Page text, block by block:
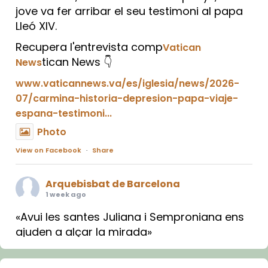
jove va fer arribar el seu testimoni al papa
Lleó XIV.
Recupera l'entrevista compVatican
Newstican News 👇
www.vaticannews.va/es/iglesia/news/2026-
07/carmina-historia-depresion-papa-viaje-
espana-testimoni...
Photo
View on Facebook · Share
Arquebisbat de Barcelona
1 week ago
«Avui les santes Juliana i Semproniana ens
ajuden a alçar la mirada»
Mons. Sergi Gordo, bisbe de Tortosa, ha